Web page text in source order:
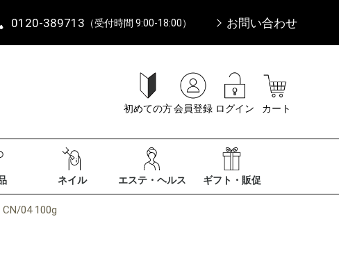
0120-389713 （受付時間 9:00-18:00） お問い合わせ
初めての方会員登録 ログイン カート
ネイル エステ・ヘルス ギフト・販促
04 100g